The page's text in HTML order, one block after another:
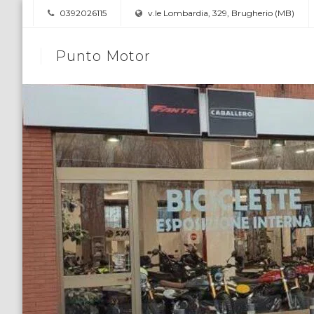
0392026115 v.le Lombardia, 329, Brugherio (MB)
Punto Motor